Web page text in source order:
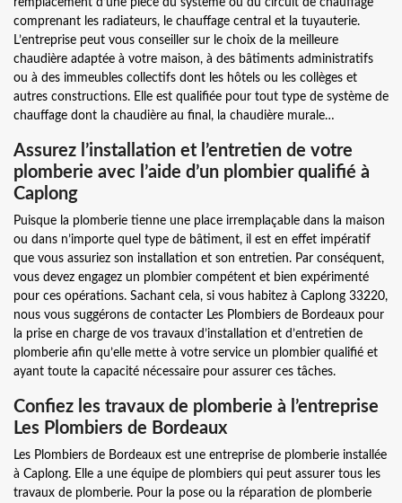
comprenant les radiateurs, le chauffage central et la tuyauterie.
L’entreprise peut vous conseiller sur le choix de la meilleure
chaudière adaptée à votre maison, à des bâtiments administratifs
ou à des immeubles collectifs dont les hôtels ou les collèges et
autres constructions. Elle est qualifiée pour tout type de système de
chauffage dont la chaudière au final, la chaudière murale…
Assurez l’installation et l’entretien de votre
plomberie avec l’aide d’un plombier qualifié à
Caplong
Puisque la plomberie tienne une place irremplaçable dans la maison
ou dans n’importe quel type de bâtiment, il est en effet impératif
que vous assuriez son installation et son entretien. Par conséquent,
vous devez engagez un plombier compétent et bien expérimenté
pour ces opérations. Sachant cela, si vous habitez à Caplong 33220,
nous vous suggérons de contacter Les Plombiers de Bordeaux pour
la prise en charge de vos travaux d’installation et d’entretien de
plomberie afin qu’elle mette à votre service un plombier qualifié et
ayant toute la capacité nécessaire pour assurer ces tâches.
Confiez les travaux de plomberie à l’entreprise
Les Plombiers de Bordeaux
Les Plombiers de Bordeaux est une entreprise de plomberie installée
à Caplong. Elle a une équipe de plombiers qui peut assurer tous les
travaux de plomberie. Pour la pose ou la réparation de plomberie